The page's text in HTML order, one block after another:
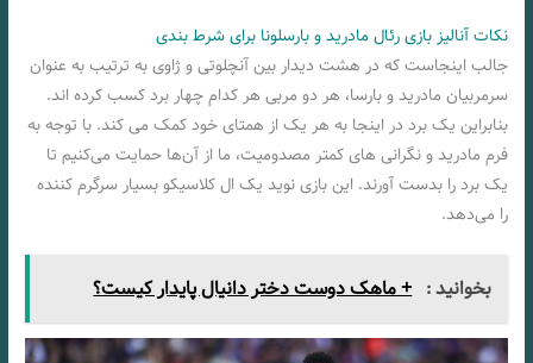
نکات آنالیز بازی رئال مادرید و بارسلونا برای شرط بندی
جالب اینجاست که در هشت دیدار بین آنچلوتی و ژاوی به ترتیب به عنوان
سرمربیان مادرید و بارسا، هر دو مربی هر کدام چهار برد کسب کرده اند.
بنابراین یک برد در اینجا به هر یک از همتای خود کمک می کند. با توجه به
فرم مادرید و نگرانی‌ های کمتر مصدومیت، ما از آن‌ها حمایت می‌کنیم تا
یک برد را بدست آورند. این بازی نوید یک ال کلاسیکو بسیار سرگرم‌ کننده
را می‌دهد.
بخوانید : + ماهک دوست دختر دانیال پایدار کیست؟